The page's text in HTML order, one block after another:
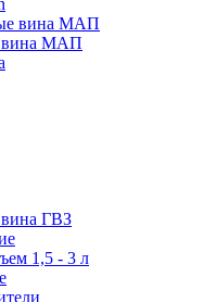
вина МАП
вина МАП
ГВЗ
1,5 - 3 л